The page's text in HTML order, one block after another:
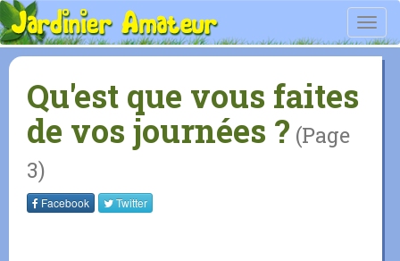
Qu'est que vous faites
de vos journées ? (Page
3)
Facebook Twitter